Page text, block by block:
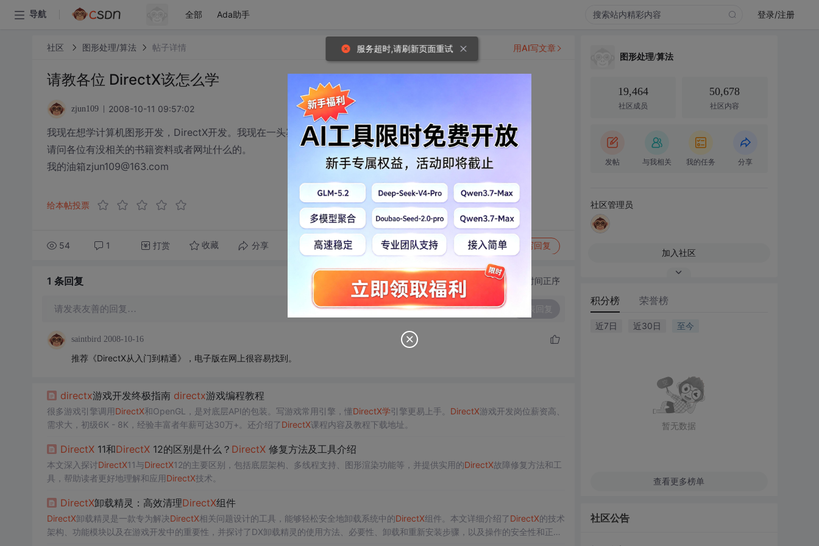
导航 全部 Ada助手 登录/注册
社区 图形处理/算法 帖子详情
请教各位 DirectX该怎么学
zjun109 2008-10-11 09:57:02
我现在想学计算机图形开发，DirectX开发。我现在一头雾水。
请问各位有没相关的书籍资料或者网址什么的。
我的油箱zjun109@163.com
给本帖投票
54 1 打赏 收藏 分享 转发到动态 举报 写回复
用AI写文章
1 条回复 切换为时间正序
请发表友善的回复…
saintbird 2008-10-16
推荐《DirectX从入门到精通》，电子版在网上很容易找到。
directx游戏开发终极指南 directx游戏编程教程
很多游戏引擎调用DirectX和OpenGL，是对底层API的包装。写游戏常用引擎，懂DirectX学引擎更易上手。 DirectX游戏开发岗位薪资高、
需求大，初级6K - 8K，经验丰富者年薪可达30万+。还介绍了DirectX课程内容及教程下载地址。
DirectX11和‌DirectX12的区别是什么？ DirectX修复方法及工具介绍
本文深入探讨DirectX11与DirectX12的主要区别，包括底层架构、多线程支持、图形渲染功能等，并提供实用的DirectX故障修复方法和工
具，帮助读者更好地理解和应用DirectX技术。
DirectX卸载精灵：高效清理DirectX组件
DirectX卸载精灵是一款专为解决DirectX相关问题设计的工具，能够轻松安全地卸载系统中的DirectX组件。本文详细介绍了DirectX的技术
架构、功能模块以及在游戏开发中的重要性，并探讨了DX卸载精灵的使用方法、必要性、卸载和重新安装步骤，以及操作的安全性和正确
图形处理/算法
19,464
社区成员
50,678
社区内容
发帖 与我相关 我的任务 分享
社区管理员
加入社区
积分榜 荣誉榜
近7日 近30日 至今
暂无数据
查看更多榜单
社区公告
服务超时,请刷新页面重试